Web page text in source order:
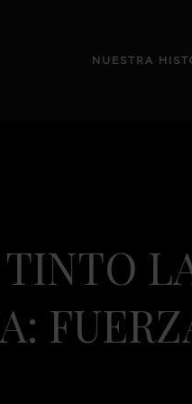
NUESTRA